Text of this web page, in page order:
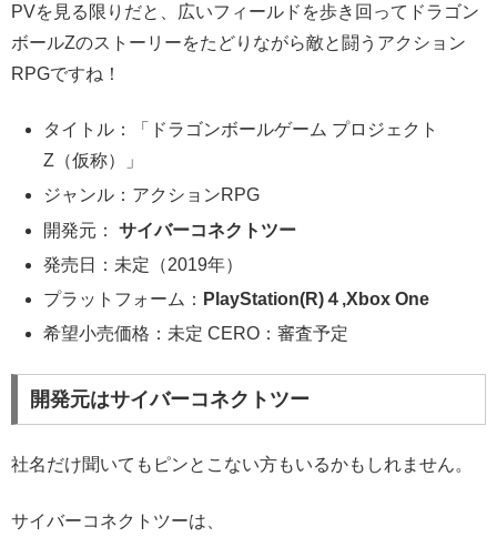
PVを見る限りだと、広いフィールドを歩き回ってドラゴン
ボールZのストーリーをたどりながら敵と闘うアクション
RPGですね！
タイトル：「ドラゴンボールゲーム プロジェクト
Z（仮称）」
ジャンル：アクションRPG
開発元：サイバーコネクトツー
発売日：未定（2019年）
プラットフォーム： PlayStation(R)４,Xbox One
希望小売価格：未定 CERO：審査予定
開発元はサイバーコネクトツー
社名だけ聞いてもピンとこない方もいるかもしれません。
サイバーコネクトツーは、